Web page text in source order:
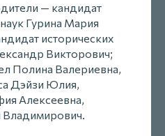
— кандидат
Гурина Мария
исторических
Викторович;
Полина Валериевна,
Дэйзи Юлия,
Алексеевна,